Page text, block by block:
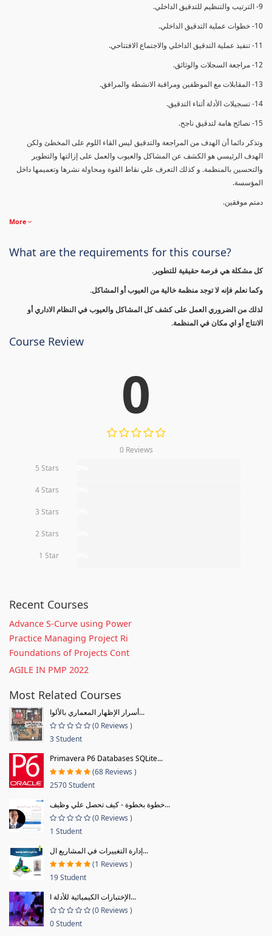
9- الترتيب والتنظيم للتدقيق الداخلي.
10- خطوات عملية التدقيق الداخلي.
11- تنفيذ عملية التدقيق الداخلي والاجتماع الافتتاحي.
12- مراجعة السجلات والوثائق.
13- المقابلات مع الموظفين ومراقبة الانشطة والمرافق.
14- تسجيلات الأدلة أثناء التدقيق.
15- نصائح هامة لتدقيق ناجح.
وتذكر دائما أن الهدف من المراجعة والتدقيق ليس القاء اللوم على المخطئ ولكن
الهدف الرئيسي هو الكشف عن المشاكل والعيوب والعمل على إزالتها والتطوير
والتحسين بالمنظمة. و كذلك التعرف علي نقاط القوة ومحاولة نشرها وتعميمها داخل
المؤسسة.
دمتم موفقين.
More
What are the requirements for this course?
كل مشكلة هي فرصة حقيقية للتطوير.
وكما نعلم فإنه لا توجد منظمة خالية من العيوب أو المشاكل.
لذلك من الضروري العمل على كشف كل المشاكل والعيوب في النظام الاداري أو
الانتاج أو اي مكان في المنظمة.
Course Review
0
0 Reviews
5 Stars
4 Stars
3 Stars
2 Stars
1 Star
Recent Courses
Advance S-Curve using Power
Practice Managing Project Ri
Foundations of Projects Cont
AGILE IN PMP 2022
Most Related Courses
أسرار الإظهار المعماري بالألوا...
(0 Reviews )
3 Student
Primavera P6 Databases SQLite...
(68 Reviews )
2570 Student
خطوة بخطوة - كيف تحصل علي وظيف...
(0 Reviews )
1 Student
إدارة التغييرات في المشاريع ال...
(1 Reviews )
19 Student
الإختبارات الكيميائية للأدلة ا...
(0 Reviews )
0 Student